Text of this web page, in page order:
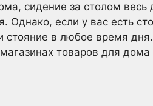
сидение за столом
Однако, если у вас есть
стояние в любое время
товаров для